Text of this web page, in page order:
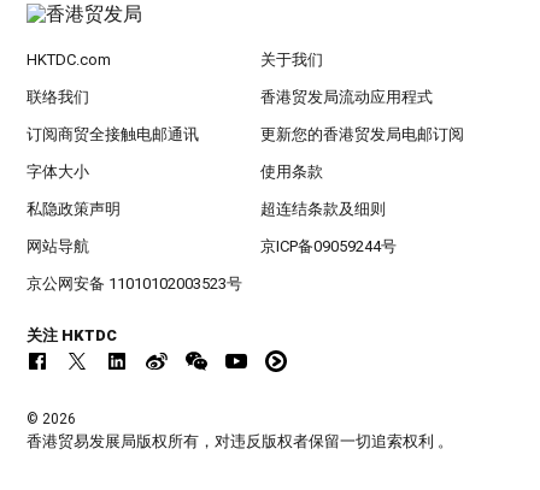
HKTDC.com 关于我们
联络我们 香港贸发局流动应用程式
订阅商贸全接触电邮通讯 更新您的香港贸发局电邮订阅
字体大小 使用条款
私隐政策声明 超连结条款及细则
网站导航 京ICP备09059244号
京公网安备 11010102003523号
关注 HKTDC
© 2026
香港贸易发展局版权所有，对违反版权者保留一切追索权利 。